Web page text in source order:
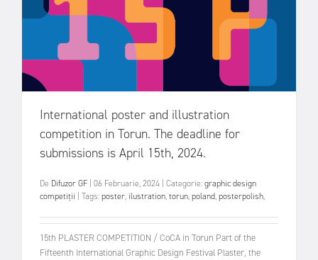
International poster and illustration
competition in Torun. The deadline for
submissions is April 15th, 2024.
De Difuzor GF 06 Februarie, 2024 Categorie:graphic design
competiții
Tags:poster, ilustration,torun,poland,posterpolish,
15th PLASTER COMPETITION / CoCA in Torun Part of the
Fifteenth International Graphic Design Festival Plaster, the